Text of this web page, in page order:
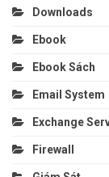
Downloads
Ebook
Ebook Sách
Email System
Exchange
Firewall